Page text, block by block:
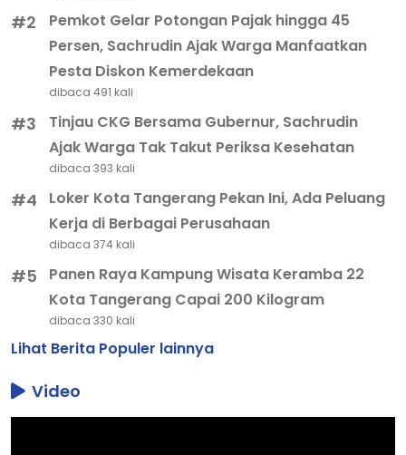
#2
Pemkot Gelar Potongan Pajak hingga 45
Persen, Sachrudin Ajak Warga Manfaatkan
Pesta Diskon Kemerdekaan
dibaca 491 kali
#3
Tinjau CKG Bersama Gubernur, Sachrudin
Ajak Warga Tak Takut Periksa Kesehatan
dibaca 393 kali
#4
Loker Kota Tangerang Pekan Ini, Ada Peluang
Kerja di Berbagai Perusahaan
dibaca 374 kali
#5
Panen Raya Kampung Wisata Keramba 22
Kota Tangerang Capai 200 Kilogram
dibaca 330 kali
Lihat Berita Populer lainnya
Video